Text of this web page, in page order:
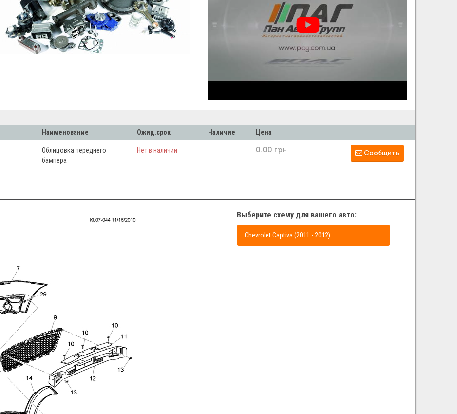
Наименование Ожид.срок Наличие Цена
Облицовка переднего
бампера
Нет в наличии 0.00 грн Сообщить
Выберите схему для вашего авто:
Chevrolet Captiva (2011 - 2012)